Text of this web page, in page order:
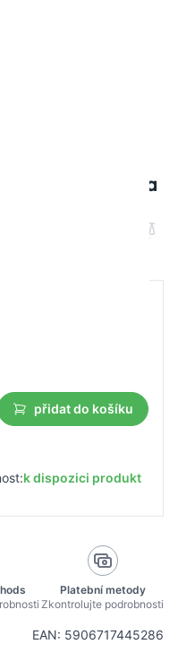
2,3 mm rd fréza
EAN: 5906717445286
30 dnů před slevou:
přidat do košíku
k dispozici produkt
Platební metody
Zkontrolujte podrobnosti